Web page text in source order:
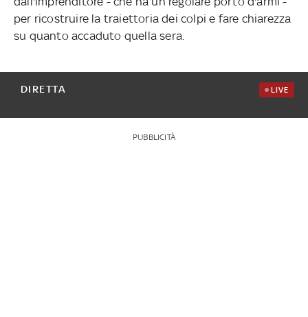
per ricostruire la traiettoria dei colpi e fare chiarezza
su quanto accaduto quella sera.
DIRETTA LIVE
PUBBLICITÀ